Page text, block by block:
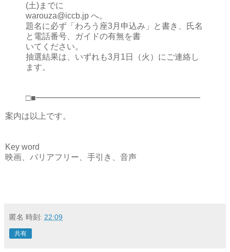
(土)までに
warouza@iccb.jp へ。
題名に必ず「わろう座3月申込み」と書き、氏名
と電話番号、ガイドの有無を書
いてください。
抽選結果は、いずれも3月1日（火）にご連絡し
ます。
□■━━━━━━━━━━━━━━━━━━━━
案内は以上です。
Key word
映画、バリアフリー、手引き、音声
匿名 時刻: 22:09
共有